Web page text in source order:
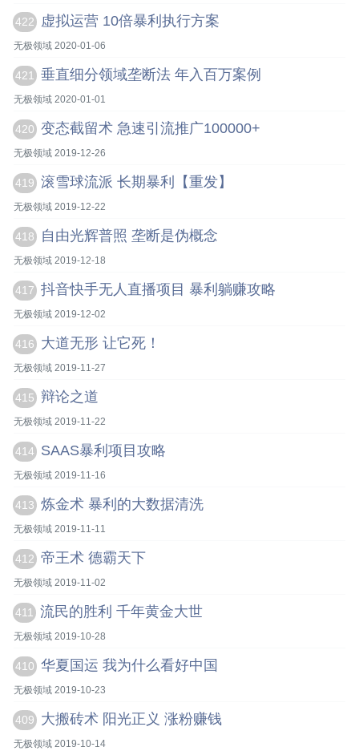
422 虚拟运营 10倍暴利执行方案
无极领域 2020-01-06
421 垂直细分领域垄断法 年入百万案例
无极领域 2020-01-01
420 变态截留术 急速引流推广100000+
无极领域 2019-12-26
419 滚雪球流派 长期暴利【重发】
无极领域 2019-12-22
418 自由光辉普照 垄断是伪概念
无极领域 2019-12-18
417 抖音快手无人直播项目 暴利躺赚攻略
无极领域 2019-12-02
416 大道无形 让它死！
无极领域 2019-11-27
415 辩论之道
无极领域 2019-11-22
414 SAAS暴利项目攻略
无极领域 2019-11-16
413 炼金术 暴利的大数据清洗
无极领域 2019-11-11
412 帝王术 德霸天下
无极领域 2019-11-02
411 流民的胜利 千年黄金大世
无极领域 2019-10-28
410 华夏国运 我为什么看好中国
无极领域 2019-10-23
409 大搬砖术 阳光正义 涨粉赚钱
无极领域 2019-10-14